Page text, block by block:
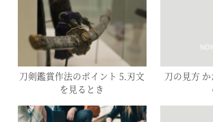
刀剣鑑賞作法のポイント 5.刃文
を見るとき
刀の見方